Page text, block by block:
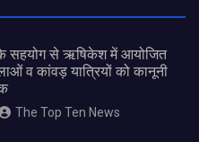
के सहयोग से ऋषिकेश में आयोजित
व कांवड़ यात्रियों को कानूनी
The Top Ten News